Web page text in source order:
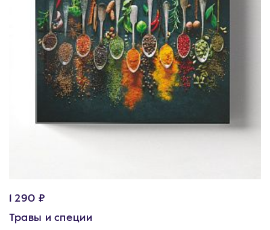
1 290 ₽
Травы и специи